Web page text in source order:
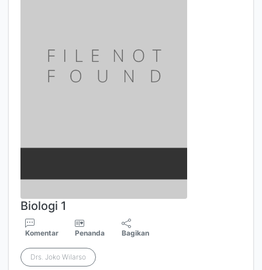
Biologi 1
Komentar Penanda Bagikan
Drs. Joko Wilarso